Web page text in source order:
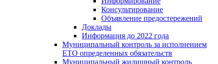
Консультирование
Объявление предостережений
Доклады
Информация до 2022 года
Муниципальный контроль за исполнением
ЕТО определенных обязательств
Муниципальный жилищный контроль